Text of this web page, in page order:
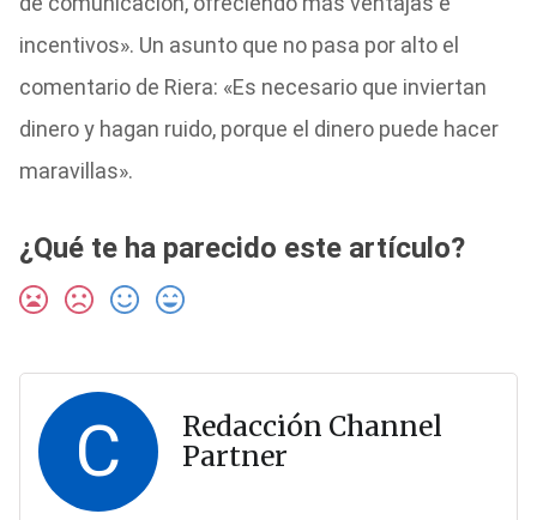
incentivos». Un asunto que no pasa por alto el
comentario de Riera: «Es necesario que inviertan
dinero y hagan ruido, porque el dinero puede hacer
maravillas».
¿Qué te ha parecido este artículo?
C
Redacción Channel
Partner